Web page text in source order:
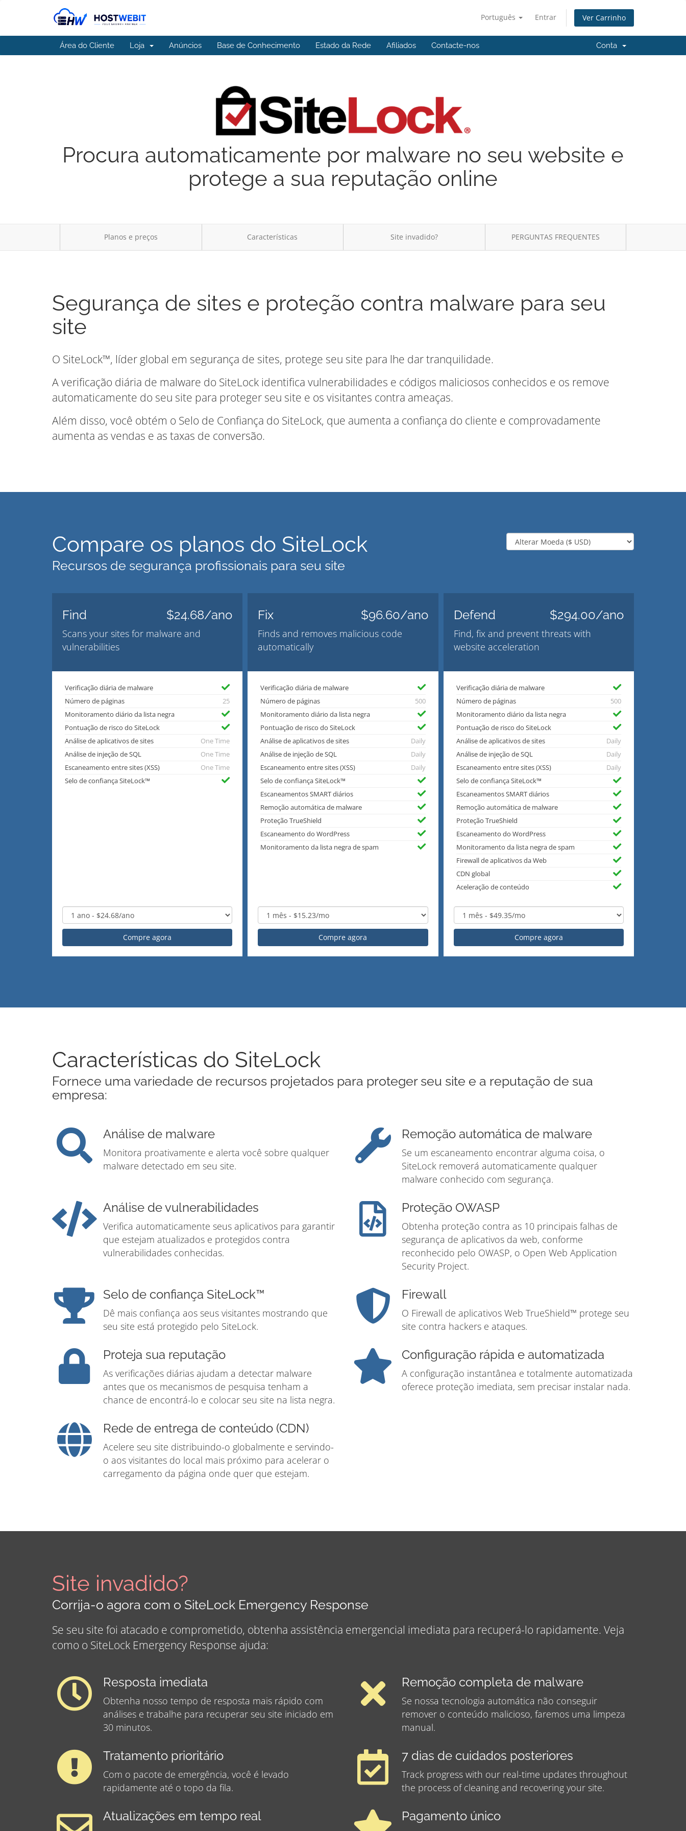
Português Entrar Ver Carrinho
Área do Cliente Loja Anúncios Base de Conhecimento Estado da Rede Afiliados Contacte-nos Conta
Procura automaticamente por malware no seu website e
protege a sua reputação online
Planos e preços Características Site invadido? PERGUNTAS FREQUENTES
Segurança de sites e proteção contra malware para seu
site
O SiteLock™, líder global em segurança de sites, protege seu site para lhe dar tranquilidade.
A verificação diária de malware do SiteLock identifica vulnerabilidades e códigos maliciosos conhecidos e os remove
automaticamente do seu site para proteger seu site e os visitantes contra ameaças.
Além disso, você obtém o Selo de Confiança do SiteLock, que aumenta a confiança do cliente e comprovadamente
aumenta as vendas e as taxas de conversão.
Compare os planos do SiteLock
Recursos de segurança profissionais para seu site
Find $24.68/ano
Scans your sites for malware and
vulnerabilities
Verificação diária de malware
Número de páginas
25
Monitoramento diário da lista negra
Pontuação de risco do SiteLock
Análise de aplicativos de sites
One Time
Análise de injeção de SQL
One Time
Escaneamento entre sites (XSS)
One Time
Selo de confiança SiteLock™
Compre agora
Fix $96.60/ano
Finds and removes malicious code
automatically
Verificação diária de malware
Número de páginas
500
Monitoramento diário da lista negra
Pontuação de risco do SiteLock
Análise de aplicativos de sites
Daily
Análise de injeção de SQL
Daily
Escaneamento entre sites (XSS)
Daily
Selo de confiança SiteLock™
Escaneamentos SMART diários
Remoção automática de malware
Proteção TrueShield
Escaneamento do WordPress
Monitoramento da lista negra de spam
Compre agora
Defend $294.00/ano
Find, fix and prevent threats with
website acceleration
Verificação diária de malware
Número de páginas
500
Monitoramento diário da lista negra
Pontuação de risco do SiteLock
Análise de aplicativos de sites
Daily
Análise de injeção de SQL
Daily
Escaneamento entre sites (XSS)
Daily
Selo de confiança SiteLock™
Escaneamentos SMART diários
Remoção automática de malware
Proteção TrueShield
Escaneamento do WordPress
Monitoramento da lista negra de spam
Firewall de aplicativos da Web
CDN global
Aceleração de conteúdo
Compre agora
Características do SiteLock
Fornece uma variedade de recursos projetados para proteger seu site e a reputação de sua
empresa:
Análise de malware
Monitora proativamente e alerta você sobre qualquer
malware detectado em seu site.
Remoção automática de malware
Se um escaneamento encontrar alguma coisa, o
SiteLock removerá automaticamente qualquer
malware conhecido com segurança.
Análise de vulnerabilidades
Verifica automaticamente seus aplicativos para garantir
que estejam atualizados e protegidos contra
vulnerabilidades conhecidas.
Proteção OWASP
Obtenha proteção contra as 10 principais falhas de
segurança de aplicativos da web, conforme
reconhecido pelo OWASP, o Open Web Application
Security Project.
Selo de confiança SiteLock™
Dê mais confiança aos seus visitantes mostrando que
seu site está protegido pelo SiteLock.
Firewall
O Firewall de aplicativos Web TrueShield™ protege seu
site contra hackers e ataques.
Proteja sua reputação
As verificações diárias ajudam a detectar malware
antes que os mecanismos de pesquisa tenham a
chance de encontrá-lo e colocar seu site na lista negra.
Configuração rápida e automatizada
A configuração instantânea e totalmente automatizada
oferece proteção imediata, sem precisar instalar nada.
Rede de entrega de conteúdo (CDN)
Acelere seu site distribuindo-o globalmente e servindo-
o aos visitantes do local mais próximo para acelerar o
carregamento da página onde quer que estejam.
Site invadido?
Corrija-o agora com o SiteLock Emergency Response
Se seu site foi atacado e comprometido, obtenha assistência emergencial imediata para recuperá-lo rapidamente. Veja
como o SiteLock Emergency Response ajuda:
Resposta imediata
Obtenha nosso tempo de resposta mais rápido com
análises e trabalhe para recuperar seu site iniciado em
30 minutos.
Remoção completa de malware
Se nossa tecnologia automática não conseguir
remover o conteúdo malicioso, faremos uma limpeza
manual.
Tratamento prioritário
Com o pacote de emergência, você é levado
rapidamente até o topo da fila.
7 dias de cuidados posteriores
Track progress with our real-time updates throughout
the process of cleaning and recovering your site.
Atualizações em tempo real Pagamento único